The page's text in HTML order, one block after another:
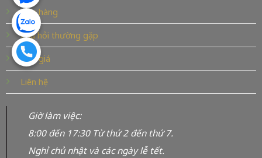
Cửa hàng
Câu hỏi thường gặp
Báo giá
Liên hệ
Giờ làm việc:
8:00 đến 17:30 Từ thứ 2 đến thứ 7.
Nghỉ chủ nhật và các ngày lễ tết.